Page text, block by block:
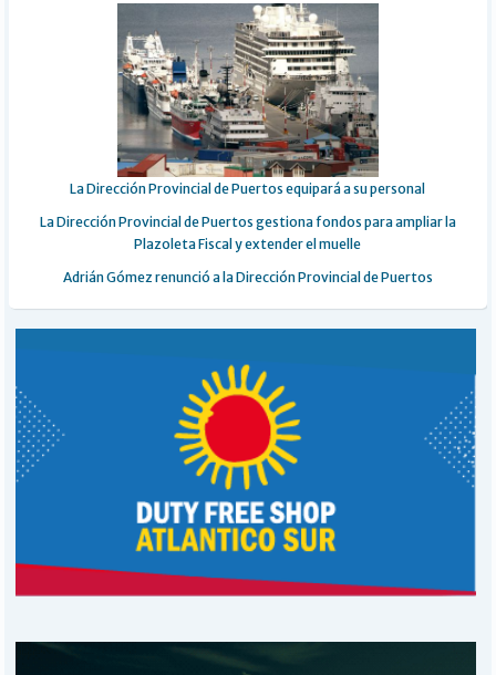
La Dirección Provincial de Puertos equipará a su personal
La Dirección Provincial de Puertos gestiona fondos para ampliar la
Plazoleta Fiscal y extender el muelle
Adrián Gómez renunció a la Dirección Provincial de Puertos